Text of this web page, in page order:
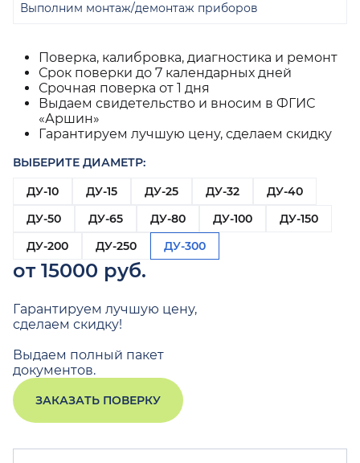
Поверка, калибровка, диагностика и ремонт
Срок поверки до 7 календарных дней
Срочная поверка от 1 дня
Выдаем свидетельство и вносим в ФГИС
«Аршин»
Гарантируем лучшую цену, сделаем скидку
ВЫБЕРИТЕ ДИАМЕТР:
ДУ-10
ДУ-15 ДУ-25 ДУ-32
ДУ-40
ДУ-50
ДУ-65 ДУ-80 ДУ-100
ДУ-150
ДУ-200
ДУ-250 ДУ-300
от 15000 руб.
Гарантируем лучшую цену,
сделаем скидку!
Выдаем полный пакет
документов.
ЗАКАЗАТЬ ПОВЕРКУ
Выполним монтаж/демонтаж приборов